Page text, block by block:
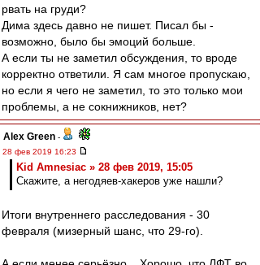
рвать на груди?
Дима здесь давно не пишет. Писал бы -
возможно, было бы эмоций больше.
А если ты не заметил обсуждения, то вроде
корректно ответили. Я сам многое пропускаю,
но если я чего не заметил, то это только мои
проблемы, а не сокнижников, нет?
Alex Green -
28 фев 2019 16:23
Kid Amnesiac » 28 фев 2019, 15:05
Скажите, а негодяев-хакеров уже нашли?
Итоги внутреннего расследования - 30
февраля (мизерный шанс, что 29-го).